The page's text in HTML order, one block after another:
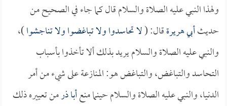
ولهذا النبي عليه الصلاة والسلام قال كما جاء في الصحيح من
حديثأبي هريرةقال: (لا تحاسدوا ولا تباغضوا ولا تناجشوا)،
والنبي عليه الصلاة والسلام يريد بذلك ألا تأخذوا بأسباب
التحاسد والتباغض، والتباغض هو: المنازعة على شيء من أمر
الدنيا، والنبي عليه الصلاة والسلام حينما منعأبا ذرمن تعييره ذلك